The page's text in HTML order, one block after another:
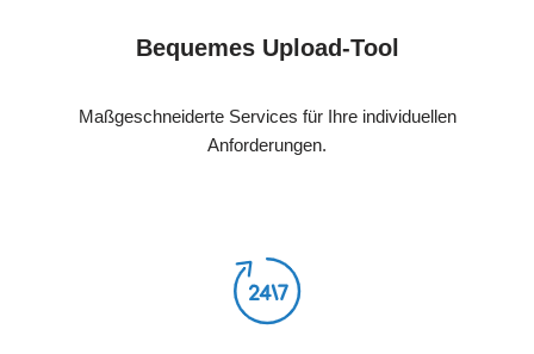
Bequemes Upload-Tool
Maßgeschneiderte Services für Ihre individuellen
Anforderungen.